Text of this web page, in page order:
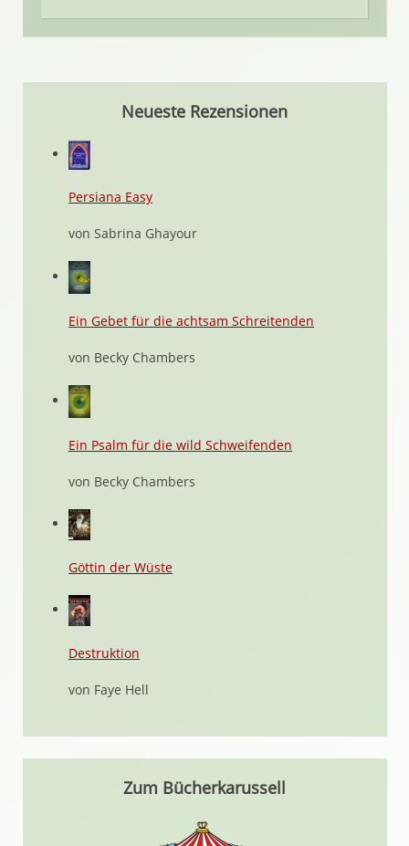
Neueste Rezensionen
Persiana Easy
von Sabrina Ghayour
Ein Gebet für die achtsam Schreitenden
von Becky Chambers
Ein Psalm für die wild Schweifenden
von Becky Chambers
Göttin der Wüste
Destruktion
von Faye Hell
Zum Bücherkarussell